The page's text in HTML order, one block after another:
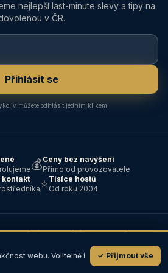
nejlepší last-minute slevy a tipy na
v ČR.
Přihlásit se
můžete odhlásit jedním klikem.
💰Ceny bez navýšení
Přímo od provozovatele
kontakt
⭐Tisíce hostů
Od roku 2004
· Cestování · Všechna práva
💬
webu. Volitelně i
✓ Přijmout vše